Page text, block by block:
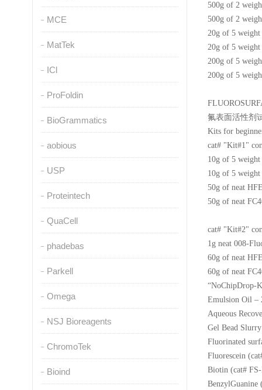
MCE
MatTek
ICl
ProFoldin
BioGrammatics
aobious
USP
Proteintech
QuaCell
phadebas
Parkell
Omega
NSJ Bioreagents
ChromoTek
Bioind
500g of 2
500g of 2
20g of 5
20g of 5
200g of 5
200g of 5
氟表面活性剂
Kits for
cat# "Kit#1"
10g of 5
10g of 5
50g of neat
50g of neat
cat# "Kit#2"
1g neat 008-
60g of neat
60g of neat
“NoChipDrop-
Emulsion Oil –
Aqueous
Gel Bead
Fluorinated
Fluorescein
Biotin (cat#
BenzylGuanine